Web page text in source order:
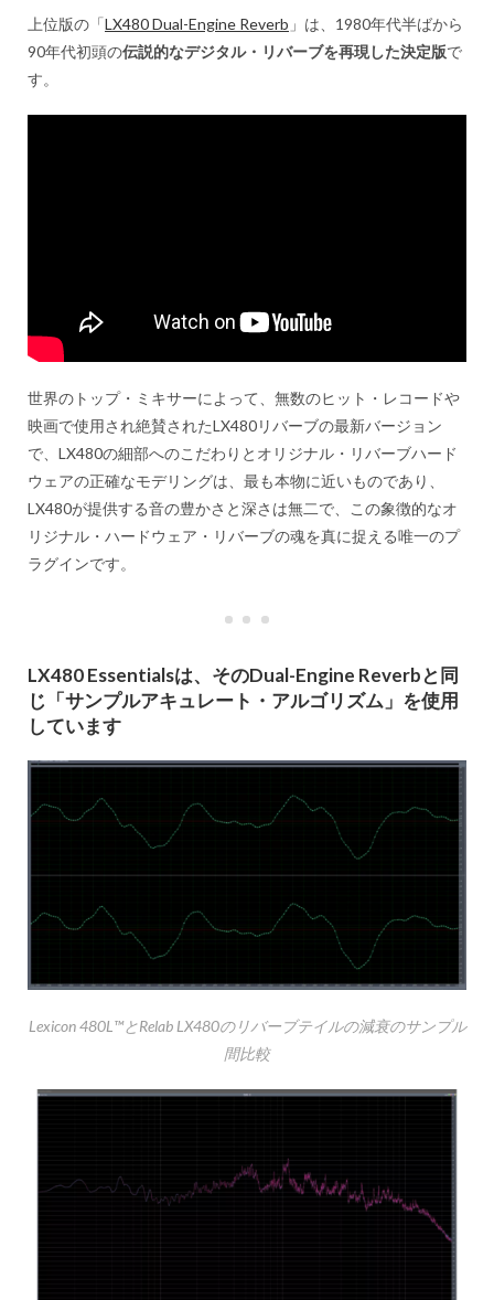
上位版の「LX480 Dual-Engine Reverb 」は、1980年代半ばから
90年代初頭の伝説的なデジタル・リバーブを再現した決定版で
す。
世界のトップ・ミキサーによって、無数のヒット・レコードや
映画で使用され絶賛されたLX480リバーブの最新バージョン
で、LX480の細部へのこだわりとオリジナル・リバーブハード
ウェアの正確なモデリングは、最も本物に近いものであり、
LX480が提供する音の豊かさと深さは無二で、この象徴的なオ
リジナル・ハードウェア・リバーブの魂を真に捉える唯一のプ
ラグインです。
LX480 Essentialsは、そのDual-Engine Reverbと同
じ「サンプルアキュレート・アルゴリズム」を使用
しています
Lexicon 480L™とRelab LX480のリバーブテイルの減衰のサンプル
間比較